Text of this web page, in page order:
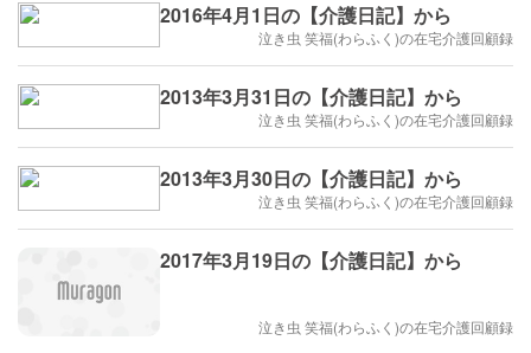
2016年4月1日の【介護日記】から
泣き虫 笑福(わらふく)の在宅介護回顧録
2013年3月31日の【介護日記】から
泣き虫 笑福(わらふく)の在宅介護回顧録
2013年3月30日の【介護日記】から
泣き虫 笑福(わらふく)の在宅介護回顧録
2017年3月19日の【介護日記】から
泣き虫 笑福(わらふく)の在宅介護回顧録